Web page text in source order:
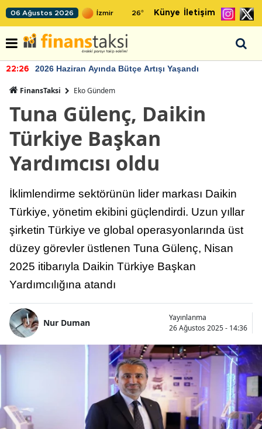
06 Ağustos 2026 26° Künye İletişim
22:26 2026 Haziran Ayında Bütçe Artışı Yaşandı
FinansTaksi Eko Gündem
Tuna Gülenç, Daikin
Türkiye Başkan
Yardımcısı oldu
İklimlendirme sektörünün lider markası Daikin
Türkiye, yönetim ekibini güçlendirdi. Uzun yıllar
şirketin Türkiye ve global operasyonlarında üst
düzey görevler üstlenen Tuna Gülenç, Nisan
2025 itibarıyla Daikin Türkiye Başkan
Yardımcılığına atandı
Nur Duman
Yayınlanma
26 Ağustos 2025 - 14:36